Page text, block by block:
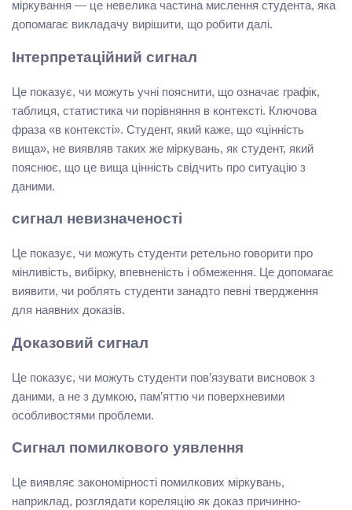
міркування — це невелика частина мислення студента, яка
допомагає викладачу вирішити, що робити далі.
Інтерпретаційний сигнал
Це показує, чи можуть учні пояснити, що означає графік,
таблиця, статистика чи порівняння в контексті. Ключова
фраза «в контексті». Студент, який каже, що «цінність
вища», не виявляв таких же міркувань, як студент, який
пояснює, що це вища цінність свідчить про ситуацію з
даними.
сигнал невизначеності
Це показує, чи можуть студенти ретельно говорити про
мінливість, вибірку, впевненість і обмеження. Це допомагає
виявити, чи роблять студенти занадто певні твердження
для наявних доказів.
Доказовий сигнал
Це показує, чи можуть студенти пов’язувати висновок з
даними, а не з думкою, пам’яттю чи поверхневими
особливостями проблеми.
Сигнал помилкового уявлення
Це виявляє закономірності помилкових міркувань,
наприклад, розглядати кореляцію як доказ причинно-